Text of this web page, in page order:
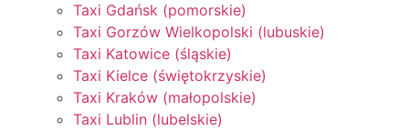
Taxi Gdańsk (pomorskie)
Taxi Gorzów Wielkopolski (lubuskie)
Taxi Katowice (śląskie)
Taxi Kielce (świętokrzyskie)
Taxi Kraków (małopolskie)
Taxi Lublin (lubelskie)